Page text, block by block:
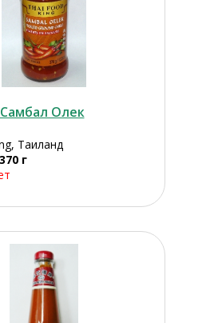
Олек
Таиланд
г